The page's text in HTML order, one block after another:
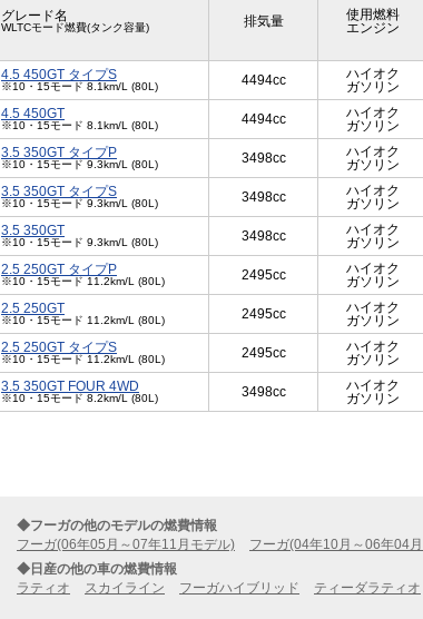
グレード名
WLTCモード燃費(タンク容量) 排気量
使用燃料
エンジン
4.5 450GT タイプS
※10・15モード 8.1km/L (80L) 4494cc
ハイオク
ガソリン
4.5 450GT
※10・15モード 8.1km/L (80L) 4494cc
ハイオク
ガソリン
3.5 350GT タイプP
※10・15モード 9.3km/L (80L) 3498cc
ハイオク
ガソリン
3.5 350GT タイプS
※10・15モード 9.3km/L (80L) 3498cc
ハイオク
ガソリン
3.5 350GT
※10・15モード 9.3km/L (80L) 3498cc
ハイオク
ガソリン
2.5 250GT タイプP
※10・15モード 11.2km/L (80L) 2495cc
ハイオク
ガソリン
2.5 250GT
※10・15モード 11.2km/L (80L) 2495cc
ハイオク
ガソリン
2.5 250GT タイプS
※10・15モード 11.2km/L (80L) 2495cc
ハイオク
ガソリン
3.5 350GT FOUR 4WD
※10・15モード 8.2km/L (80L) 3498cc
ハイオク
ガソリン
◆フーガの他のモデルの燃費情報
フーガ(06年05月～07年11月モデル)
フーガ(04年10月～06年04
◆日産の他の車の燃費情報
ラティオ
スカイライン フーガハイブリッド ティーダラティオ